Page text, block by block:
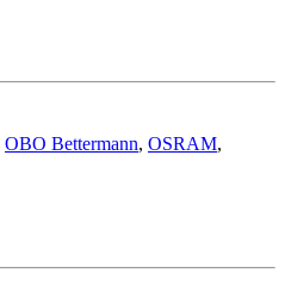
OBO Bettermann, OSRAM,